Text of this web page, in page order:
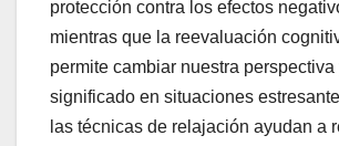
protección contra los efectos
mientras que la reevaluación
permite cambiar nuestra
significado en situaciones
las técnicas de relajación ayudan a